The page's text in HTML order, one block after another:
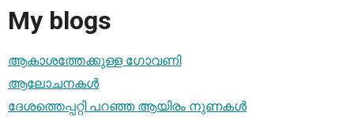
My blogs
ആകാശത്തേക്കുള്ള ഗോവണി
ആലോചനകള്‍
ദേശത്തെപ്പറ്റി പറഞ്ഞ ആയിരം നുണകൾ